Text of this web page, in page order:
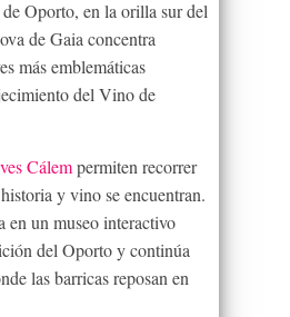
Oporto, en la orilla sur del
de Gaia concentra
más emblemáticas
del Vino de
Cálempermiten recorrer
y vino se encuentran.
en un museo interactivo
del Oporto y continúa
las barricas reposan en